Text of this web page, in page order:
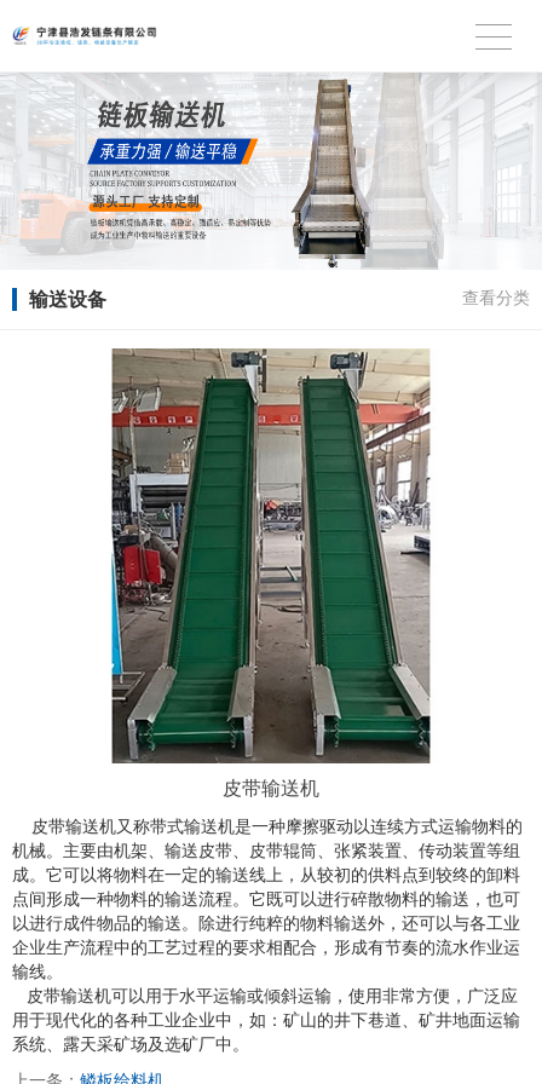
输送设备 查看分类
皮带输送机
皮带输送机又称带式输送机是一种摩擦驱动以连续方式运输物料的
机械。主要由机架、输送皮带、皮带辊筒、张紧装置、传动装置等组
成。它可以将物料在一定的输送线上，从较初的供料点到较终的卸料
点间形成一种物料的输送流程。它既可以进行碎散物料的输送，也可
以进行成件物品的输送。除进行纯粹的物料输送外，还可以与各工业
企业生产流程中的工艺过程的要求相配合，形成有节奏的流水作业运
输线。
皮带输送机可以用于水平运输或倾斜运输，使用非常方便，广泛应
用于现代化的各种工业企业中，如：矿山的井下巷道、矿井地面运输
系统、露天采矿场及选矿厂中。
上一条： 鳞板给料机